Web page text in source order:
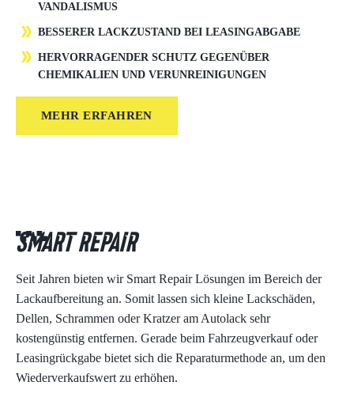
VANDALISMUS
BESSERER LACKZUSTAND BEI LEASINGABGABE
HERVORRAGENDER SCHUTZ GEGENÜBER
CHEMIKALIEN UND VERUNREINIGUNGEN
MEHR ERFAHREN
Smart Repair
Seit Jahren bieten wir Smart Repair Lösungen im Bereich der
Lackaufbereitung an. Somit lassen sich kleine Lackschäden,
Dellen, Schrammen oder Kratzer am Autolack sehr
kostengünstig entfernen. Gerade beim Fahrzeugverkauf oder
Leasingrückgabe bietet sich die Reparaturmethode an, um den
Wiederverkaufswert zu erhöhen.